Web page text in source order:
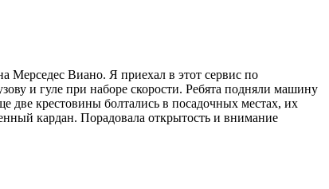
Мерседес Виано. Я приехал в этот сервис по
и гуле при наборе скорости. Ребята подняли машину
две крестовины болтались в посадочных местах, их
кардан. Порадовала открытость и внимание